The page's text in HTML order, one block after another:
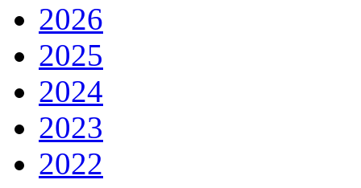
2026
2025
2024
2023
2022